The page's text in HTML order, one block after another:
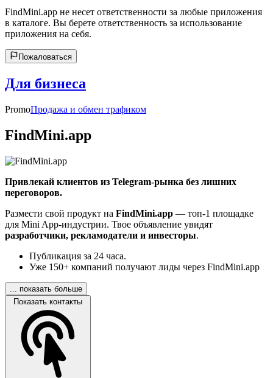
FindMini.app не несет ответственности за любые приложения
в каталоге. Вы берете ответственность за использование
приложения на себя.
Пожаловаться
Для бизнеса
PromoПродажа и обмен трафиком
FindMini.app
Привлекай клиентов из Telegram-рынка без лишних
переговоров.
Размести свой продукт на FindMini.app — топ-1 площадке
для Mini App-индустрии. Твое объявление увидят
разработчики, рекламодатели и инвесторы.
Публикация за 24 часа.
Уже 150+ компаний получают лиды через FindMini.app
... показать больше
Показать контакты